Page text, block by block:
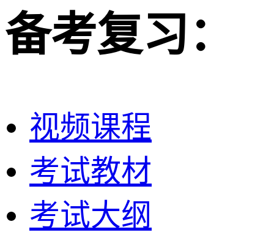
备考复习：
视频课程
考试教材
考试大纲